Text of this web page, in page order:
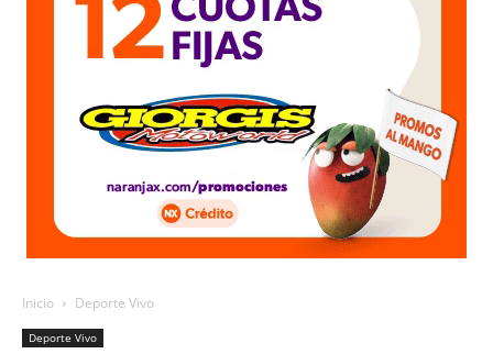
Inicio Deporte Vivo
Deporte Vivo